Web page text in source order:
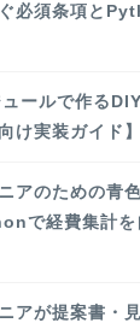
必須条項と
ールで作る
け実装ガイド】
アのための青
で経費集計を
アが提案書・